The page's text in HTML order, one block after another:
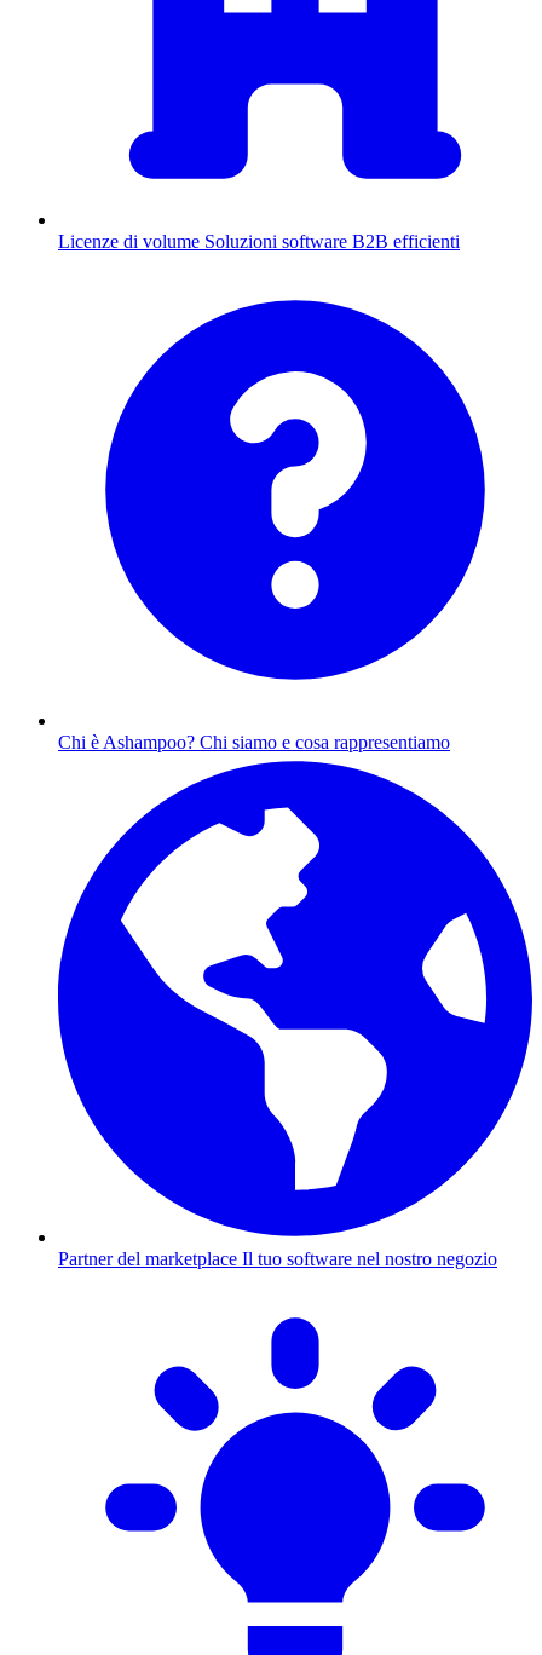
Licenze di volume Soluzioni software B2B efficienti
Chi è Ashampoo? Chi siamo e cosa rappresentiamo
Partner del marketplace Il tuo software nel nostro negozio